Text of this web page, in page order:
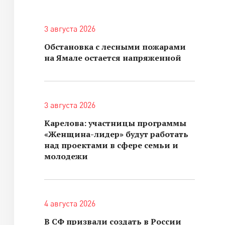
3 августа 2026
Обстановка с лесными пожарами
на Ямале остается напряженной
3 августа 2026
Карелова: участницы программы
«Женщина-лидер» будут работать
над проектами в сфере семьи и
молодежи
4 августа 2026
В СФ призвали создать в России